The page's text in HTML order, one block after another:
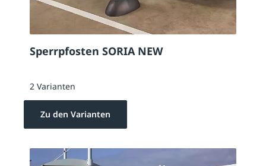
Sperrpfosten SORIA NEW
2 Varianten
Zu den Varianten